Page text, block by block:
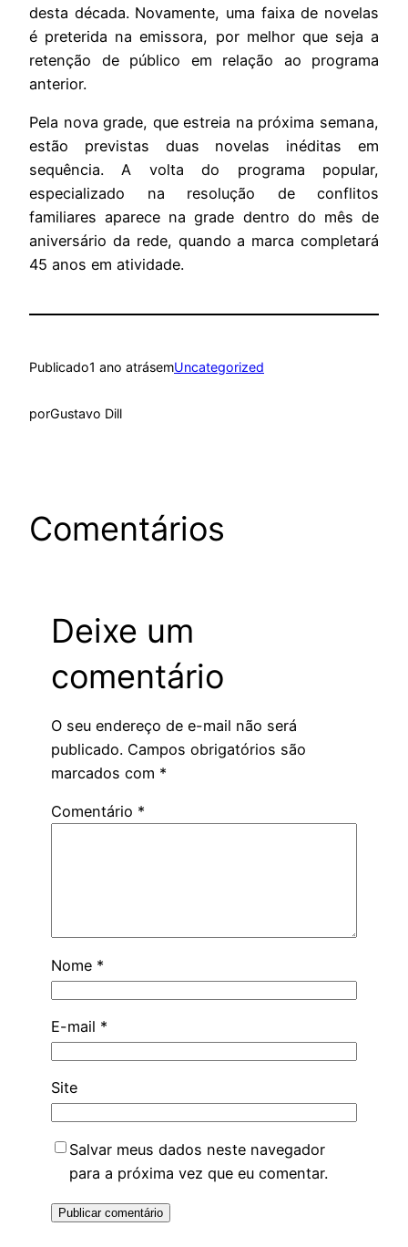
desta década. Novamente, uma faixa de novelas
é preterida na emissora, por melhor que seja a
retenção de público em relação ao programa
anterior.
Pela nova grade, que estreia na próxima semana,
estão previstas duas novelas inéditas em
sequência. A volta do programa popular,
especializado na resolução de conflitos
familiares aparece na grade dentro do mês de
aniversário da rede, quando a marca completará
45 anos em atividade.
Publicado1 ano atrásemUncategorized
porGustavo Dill
Comentários
Deixe um
comentário
O seu endereço de e-mail não será
publicado. Campos obrigatórios são
marcados com *
Comentário *
Nome *
E-mail *
Site
Salvar meus dados neste navegador
para a próxima vez que eu comentar.